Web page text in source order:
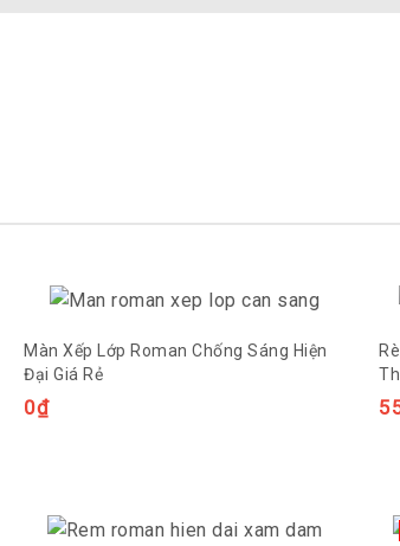
Màn Xếp Lớp Roman Chống Sáng Hiện
Đại Giá Rẻ
0₫